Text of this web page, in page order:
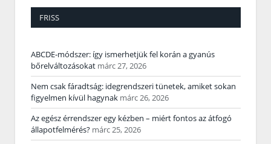
FRISS
ABCDE‑módszer: így ismerhetjük fel korán a gyanús
bőrelváltozásokat márc 27, 2026
Nem csak fáradtság: idegrendszeri tünetek, amiket sokan
figyelmen kívül hagynak márc 26, 2026
Az egész érrendszer egy kézben – miért fontos az átfogó
állapotfelmérés? márc 25, 2026